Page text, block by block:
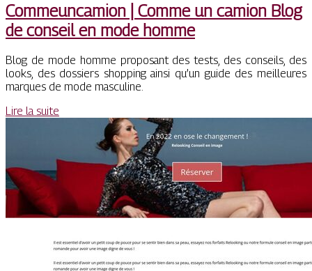
Com­meun­ca­mion | Comme un camion Blog
de conseil en mode homme
Blog de mode homme proposant des tests, des conseils, des
looks, des dossiers shopping ainsi qu’un guide des meilleures
marques de mode masculine.
Lire la suite